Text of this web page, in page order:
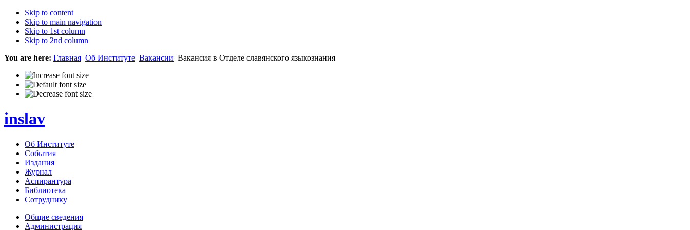
Skip to content
Skip to main navigation
Skip to 1st column
Skip to 2nd column
You are here: Главная Об Институте Вакансии Вакансия в Отделе славянского языкознания
inslav
Об Институте
События
Издания
Журнал
Аспирантура
Библиотека
Сотруднику
Общие сведения
Администрация